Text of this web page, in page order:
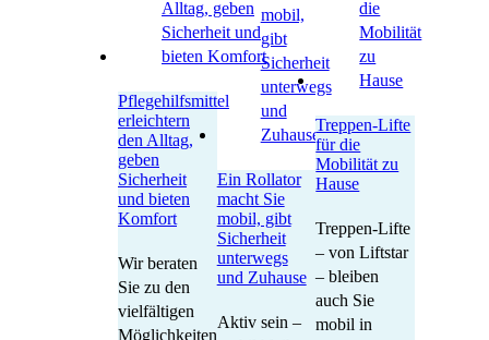
Pflegehilfsmittel
erleichtern
den Alltag,
geben
Sicherheit
und bieten
Komfort
Wir beraten
Sie zu den
vielfältigen
Möglichkeiten
Ein Rollator
macht Sie
mobil, gibt
Sicherheit
unterwegs
und Zuhause
Aktiv sein –
Treppen-Lifte
für die
Mobilität zu
Hause
Treppen-Lifte
– von Liftstar
– bleiben
auch Sie
mobil in